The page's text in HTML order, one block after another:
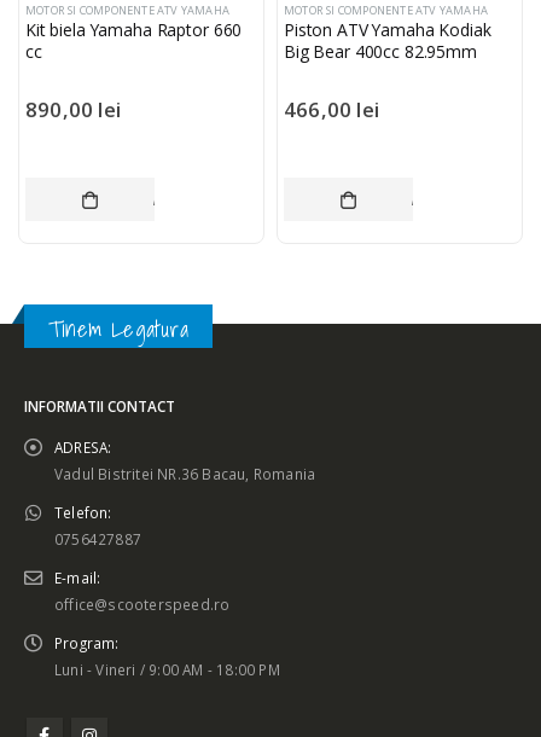
MOTOR SI COMPONENTE ATV YAMAHA
Kit biela Yamaha Raptor 660
cc
890,00 lei
ADAUGĂ ÎN COȘ
MOTOR SI COMPONENTE ATV YAMAHA
Piston ATV Yamaha Kodiak
Big Bear 400cc 82.95mm
466,00 lei
ADAUGĂ ÎN COȘ
Tinem Legatura
INFORMATII CONTACT
ADRESA:
Vadul Bistritei NR.36 Bacau, Romania
Telefon:
0756427887
E-mail:
office@scooterspeed.ro
Program:
Luni - Vineri / 9:00 AM - 18:00 PM